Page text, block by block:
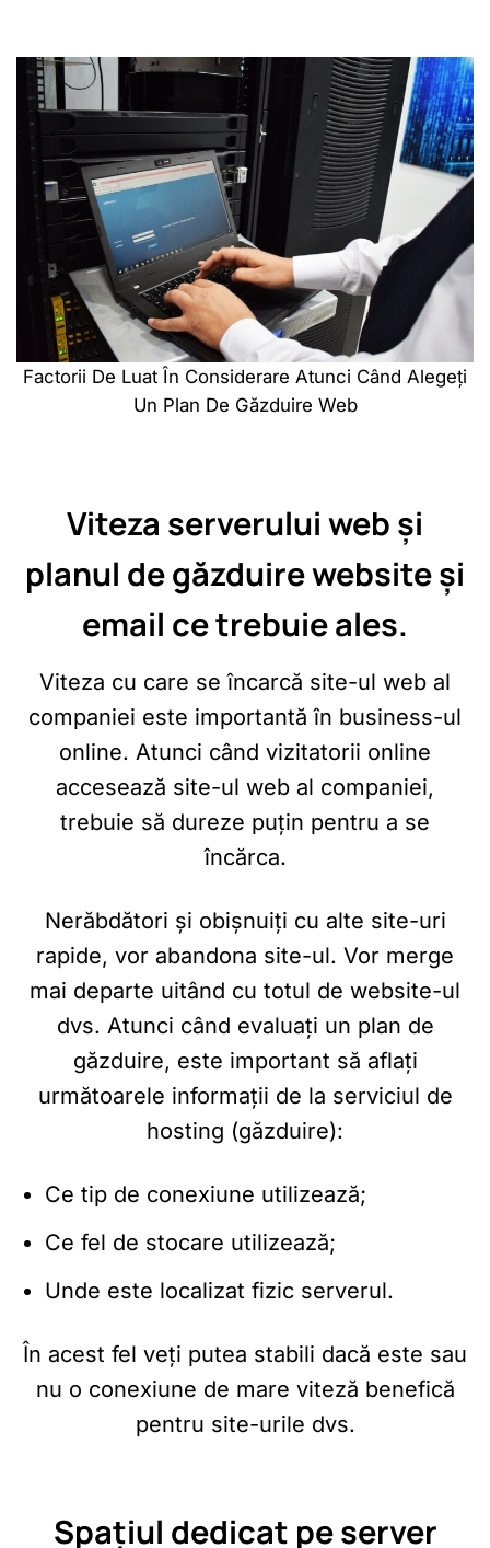
Factorii De Luat În Considerare Atunci Când Alegeți
Un Plan De Găzduire Web
Viteza serverului web și
planul de găzduire website și
email ce trebuie ales.
Viteza cu care se încarcă site-ul web al
companiei este importantă în business-ul
online. Atunci când vizitatorii online
accesează site-ul web al companiei,
trebuie să dureze puțin pentru a se
încărca.
Nerăbdători și obișnuiți cu alte site-uri
rapide, vor abandona site-ul. Vor merge
mai departe uitând cu totul de website-ul
dvs. Atunci când evaluați un plan de
găzduire, este important să aflați
următoarele informații de la serviciul de
hosting (găzduire):
Ce tip de conexiune utilizează;
Ce fel de stocare utilizează;
Unde este localizat fizic serverul.
În acest fel veți putea stabili dacă este sau
nu o conexiune de mare viteză benefică
pentru site-urile dvs.
Spațiul dedicat pe server